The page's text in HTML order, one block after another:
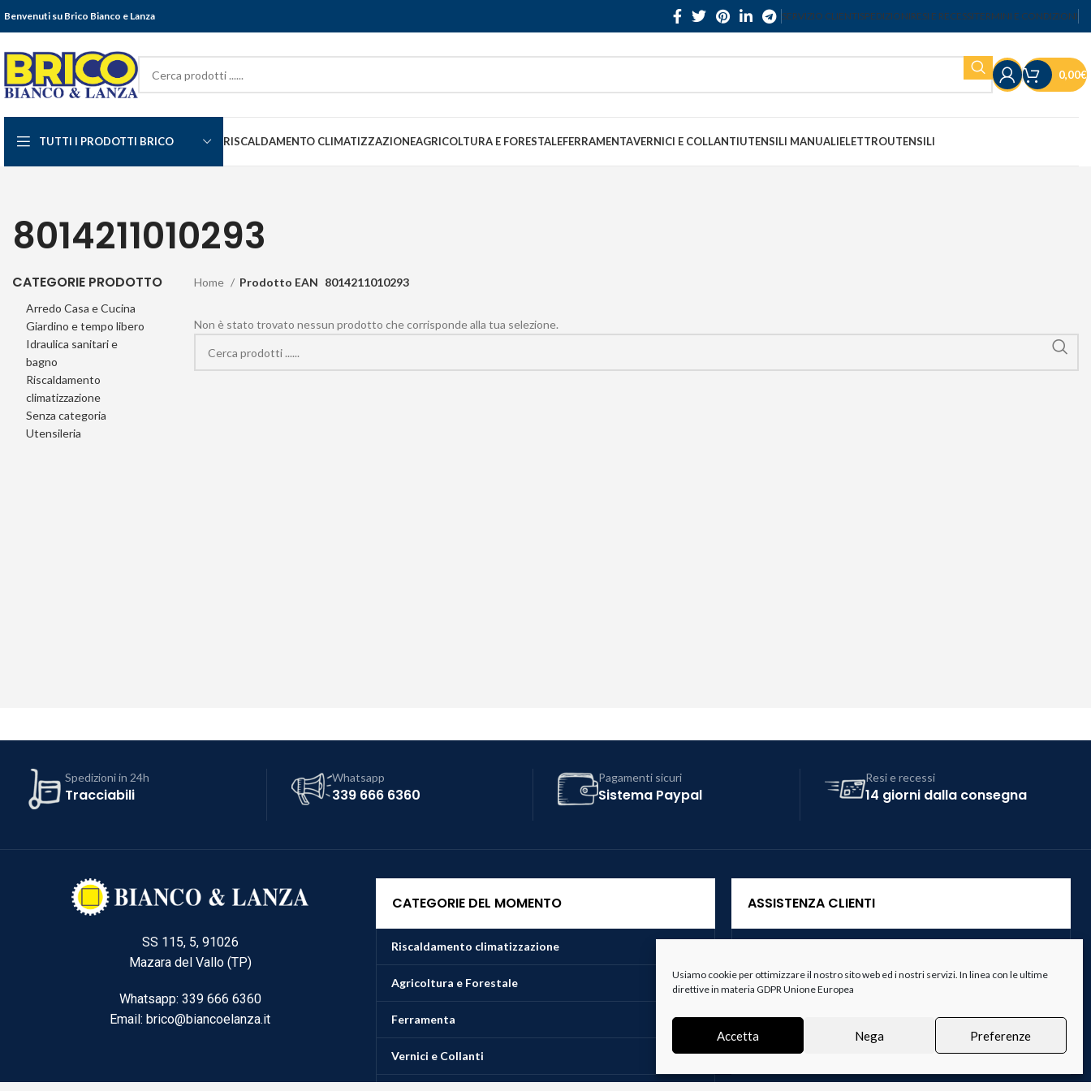
Usiamo cookie per ottimizzare il nostro sito web ed i nostri servizi. In linea con le ultime
direttive in materia GDPR Unione Europea
Accetta Nega Preferenze
Benvenuti su Brico Bianco e Lanza SERVIZIO CLIENTISPEDIZIONIRESI E RECESSITERMINI E CONDIZIONI
0,00€
TUTTI I PRODOTTI BRICO RISCALDAMENTO CLIMATIZZAZIONEAGRICOLTURA E FORESTALEFERRAMENTAVERNICI E COLLANTIUTENSILI MANUALIELETTROUTENSILI
8014211010293
CATEGORIE PRODOTTO
Arredo Casa e Cucina
Giardino e tempo libero
Idraulica sanitari e
bagno
Riscaldamento
climatizzazione
Senza categoria
Utensileria
Home Prodotto EAN 8014211010293
Non è stato trovato nessun prodotto che corrisponde alla tua selezione.
Spedizioni in 24h
Tracciabili
Whatsapp
339 666 6360
Pagamenti sicuri
Sistema Paypal
Resi e recessi
14 giorni dalla consegna
SS 115, 5, 91026
Mazara del Vallo (TP)
Whatsapp: 339 666 6360
Email: brico@biancoelanza.it
CATEGORIE DEL MOMENTO
Riscaldamento climatizzazione
Agricoltura e Forestale
Ferramenta
Vernici e Collanti
ASSISTENZA CLIENTI
Spedizioni
Resi e Recessi
Termini e Condizioni